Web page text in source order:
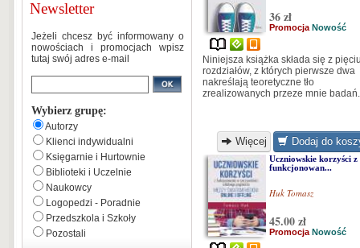
Newsletter
Jeżeli chcesz być informowany o
nowościach i promocjach wpisz
tutaj swój adres e-mail
Wybierz grupę:
Autorzy
Klienci indywidualni
Księgarnie i Hurtownie
Biblioteki i Uczelnie
Naukowcy
Logopedzi - Poradnie
Przedszkola i Szkoły
Pozostali
36 zł
Promocja Nowość
Niniejsza książka składa się z
rozdziałów, z których pierwsze dwa
nakreślają teoretyczne tło
zrealizowanych przeze mnie badań.
Więcej Dodaj do
Uczniowskie korzyści z
funkcjonowan...
Huk Tomasz
45.00 zł
Promocja Nowość